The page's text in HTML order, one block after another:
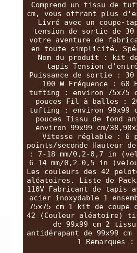
Comprend un tissu de
cm, vous offrant plus
Livré avec un coupe-
tension de sortie de 30
votre aventure de
en toute simplicité.
Nom du produit : kit
tapis Tension
Puissance de sortie : 30
100 W Fréquence : 60
tufting : environ 75x75
pouces Fil à balles :
tufting : environ 99x99
pouces Tissu de fond
environ 99x99 cm/
Vitesse réglable : 6
points/seconde Hauteur
: 7-18 mm/0,2-0,7 in
6-14 mm/0,2-0,5 in
Les couleurs des 42
aléatoires. Liste de
110V Fabricant de tapis
acier inoxydable 1
75x75 cm 1 kit de
42 (Couleur aléatoire)
de 99x99 cm 2
antidérapant de 99x99
1 Remarques